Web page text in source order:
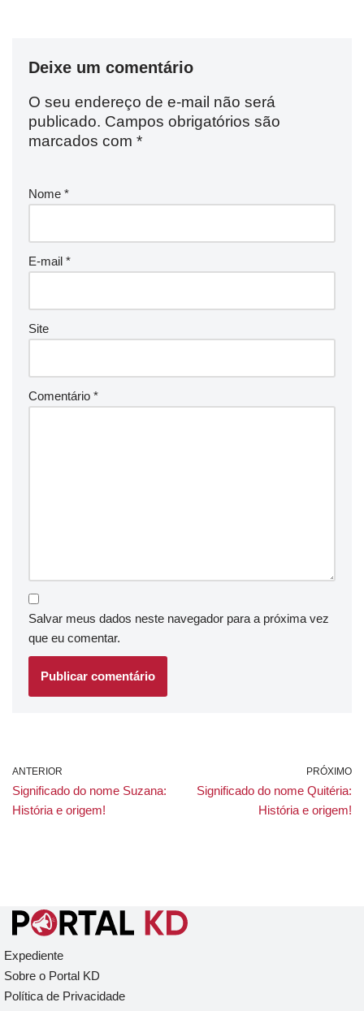
Deixe um comentário
O seu endereço de e-mail não será
publicado. Campos obrigatórios são
marcados com *
Nome *
E-mail *
Site
Comentário *
Salvar meus dados neste navegador para a próxima vez
que eu comentar.
ANTERIOR
Significado do nome Suzana:
História e origem!
PRÓXIMO
Significado do nome Quitéria:
História e origem!
Expediente
Sobre o Portal KD
Política de Privacidade